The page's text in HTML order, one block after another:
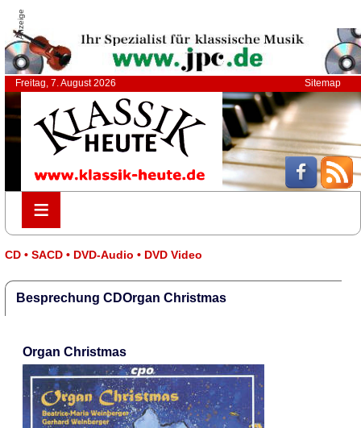
Anzeige
Freitag, 7. August 2026 Sitemap
≡
≡
CD • SACD • DVD-Audio • DVD Video
Besprechung CDOrgan Christmas
Organ Christmas